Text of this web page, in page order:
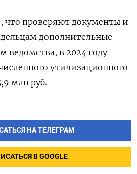
что проверяют документы и
дополнительные
ведомства, в 2024 году
утилизационного
млн руб.
НА ТЕЛЕГРАМ
В GOOGLE